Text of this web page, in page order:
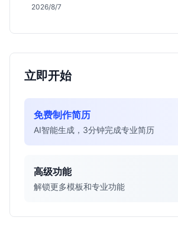
真实职责及不限专业背后的竞争逻辑，
2026/8/7
立即开始
免费制作简历
AI智能生成，3分钟完成专业简历
高级功能
解锁更多模板和专业功能